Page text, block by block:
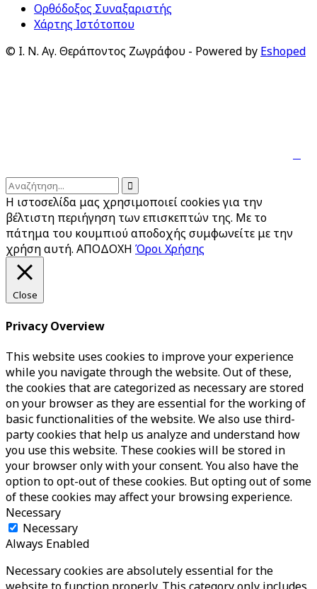
Ορθόδοξος Συναξαριστής
Χάρτης Ιστότοπου
© Ι. Ν. Αγ. Θεράποντος Ζωγράφου - Powered by Eshoped

Η ιστοσελίδα μας χρησιμοποιεί cookies για την
βέλτιστη περιήγηση των επισκεπτών της. Με το
πάτημα του κουμπιού αποδοχής συμφωνείτε με την
χρήση αυτή. ΑΠΟΔΟΧΗ Όροι Χρήσης
Close
Privacy Overview
This website uses cookies to improve your experience
while you navigate through the website. Out of these,
the cookies that are categorized as necessary are stored
on your browser as they are essential for the working of
basic functionalities of the website. We also use third-
party cookies that help us analyze and understand how
you use this website. These cookies will be stored in
your browser only with your consent. You also have the
option to opt-out of these cookies. But opting out of some
of these cookies may affect your browsing experience.
Necessary
Necessary
Always Enabled
Necessary cookies are absolutely essential for the